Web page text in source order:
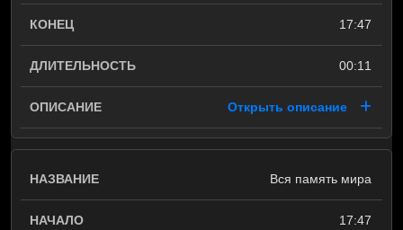
17:47
00:11
Открыть описание
Вся память мира
17:47